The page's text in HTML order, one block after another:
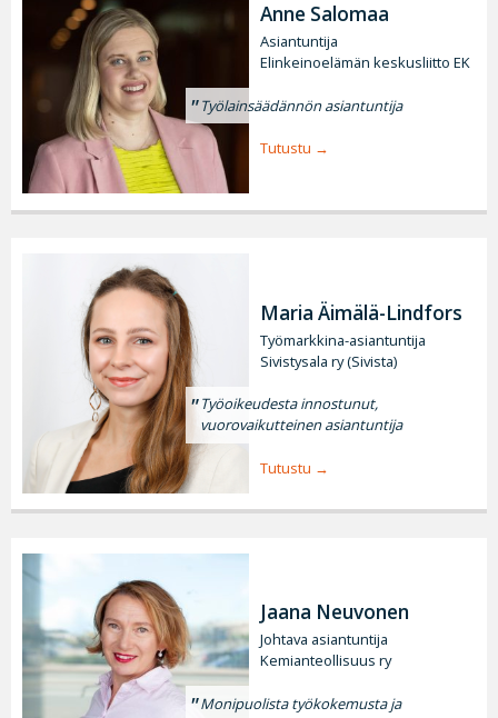
Anne Salomaa
Asiantuntija
Elinkeinoelämän keskusliitto EK
Työlainsäädännön asiantuntija
Tutustu
Maria Äimälä-Lindfors
Työmarkkina-asiantuntija
Sivistysala ry (Sivista)
Työoikeudesta innostunut,
vuorovaikutteinen asiantuntija
Tutustu
Jaana Neuvonen
Johtava asiantuntija
Kemianteollisuus ry
Monipuolista työkokemusta ja